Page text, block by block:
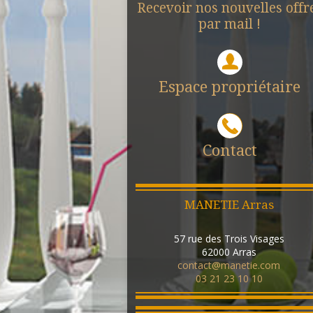
Recevoir nos nouvelles
par mail !
Espace propriétaire
Contact
MANETIE Arras
57 rue des Trois Visages
62000 Arras
contact@manetie.com
03 21 23 10 10